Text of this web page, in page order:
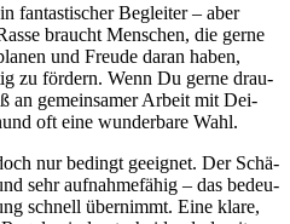
fan­tas­ti­scher Beglei­ter – aber
braucht Men­schen, die ger­ne
und Freu­de dar­an haben,
zu för­dern. Wenn Du ger­ne drau­
an gemein­sa­mer Arbeit mit Dei­
oft eine wun­der­ba­re Wahl.
nur bedingt geeig­net. Der Schä­
sehr auf­nah­me­fä­hig – das bedeu­
schnell über­nimmt. Eine kla­re,